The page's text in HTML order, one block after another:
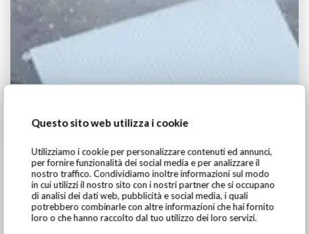
Questo sito web utilizza i cookie
Utilizziamo i cookie per personalizzare contenuti ed annunci,
per fornire funzionalità dei social media e per analizzare il
nostro traffico. Condividiamo inoltre informazioni sul modo
in cui utilizzi il nostro sito con i nostri partner che si occupano
di analisi dei dati web, pubblicità e social media, i quali
potrebbero combinarle con altre informazioni che hai fornito
loro o che hanno raccolto dal tuo utilizzo dei loro servizi.